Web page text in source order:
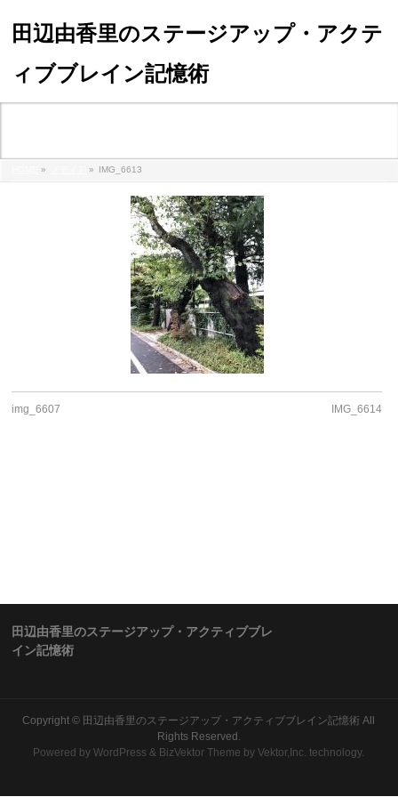
田辺由香里のステージアップ・アクテ
ィブブレイン記憶術
» » IMG_6613
img_6607 IMG_6614
田辺由香里のステージアップ・アクティブブレ
イン記憶術
Copyright © 田辺由香里のステージアップ・アクティブブレイン記憶術 All
Rights Reserved.
Powered byWordPress & BizVektor Theme by Vektor,Inc. technology.